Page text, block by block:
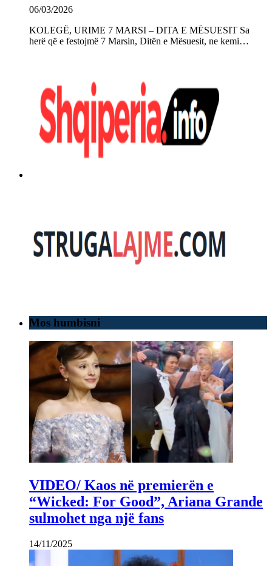
06/03/2026
KOLEGË, URIME 7 MARSI – DITA E MËSUESIT Sa
herë që e festojmë 7 Marsin, Ditën e Mësuesit, ne kemi…
Mos humbisni
VIDEO/ Kaos në premierën e
“Wicked: For Good”, Ariana Grande
sulmohet nga një fans
14/11/2025